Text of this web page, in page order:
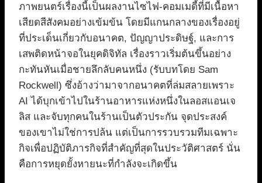
ภาพยนตร์เรื่องนี้เป็นผลงานไซไฟ-คอมเมดี้ที่มีเนื้อหา
เสียดสีสังคมอย่างเข้มข้น โดยมีแกนกลางของเรื่องอยู่
ที่ประเด็นเกี่ยวกับอนาคต, ปัญญาประดิษฐ์, และการ
เสพติดหน้าจอในยุคดิจิทัล เรื่องราวเริ่มต้นขึ้นอย่าง
กะทันหันเมื่อชายลึกลับคนหนึ่ง (รับบทโดย Sam
Rockwell) ซึ่งอ้างว่ามาจากอนาคตที่ล่มสลายเพราะ
AI ได้บุกเข้าไปในร้านอาหารแห่งหนึ่งในลอสแอนเจ
ลิส และจับทุกคนในร้านเป็นตัวประกัน จุดประสงค์
ของเขาไม่ใช่การปล้น แต่เป็นการรวบรวมทีมเฉพาะ
กิจเพื่อปฏิบัติภารกิจที่สำคัญที่สุดในประวัติศาสตร์ นั่น
คือการหยุดยั้งหายนะที่กำลังจะเกิดขึ้น